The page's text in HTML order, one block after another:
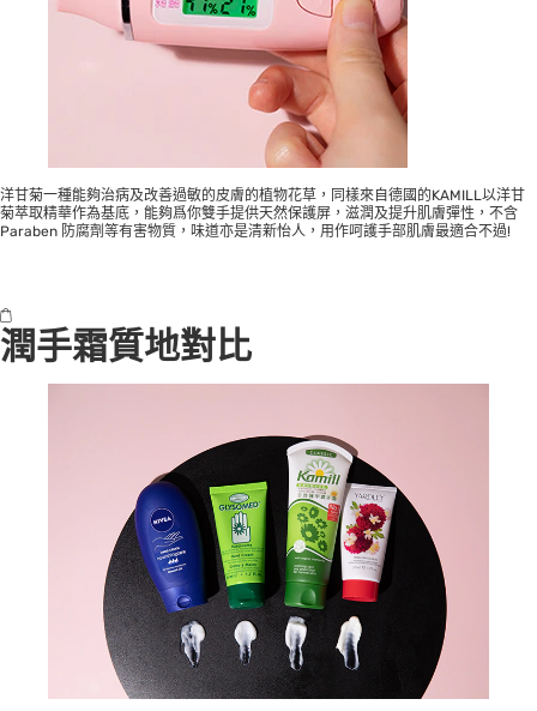
洋甘菊一種能夠治病及改善過敏的皮膚的植物花草，同樣來自德國的KAMILL以洋甘
菊萃取精華作為基底，能夠爲你雙手提供天然保護屏，滋潤及提升肌膚彈性，不含
Paraben 防腐劑等有害物質，味道亦是清新怡人，用作呵護手部肌膚最適合不過!
潤手霜質地對比